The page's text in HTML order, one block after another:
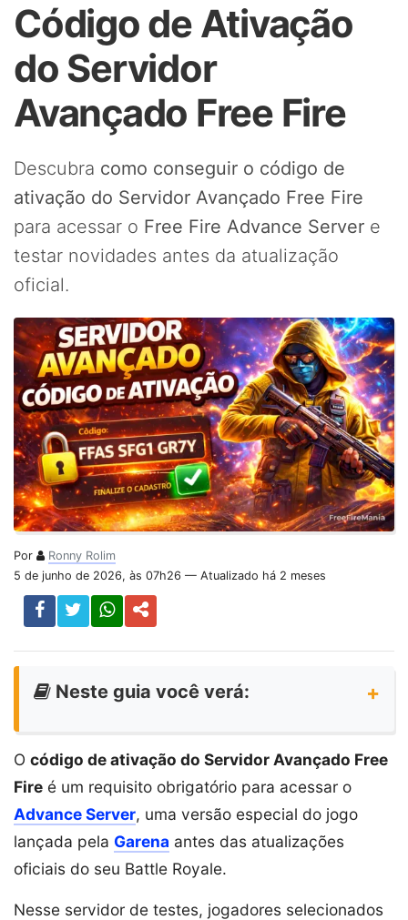
Código de Ativação
do Servidor
Avançado Free Fire
Descubra como conseguir o código de
ativação do Servidor Avançado Free Fire
para acessar o Free Fire Advance Server e
testar novidades antes da atualização
oficial.
Por
Ronny Rolim
5 de junho de 2026, às 07h26 — Atualizado há 2 meses
Neste guia você verá:
O código de ativação do Servidor Avançado Free
Fire é um requisito obrigatório para acessar o
Advance Server, uma versão especial do jogo
lançada pela Garena antes das atualizações
oficiais do seu Battle Royale.
Nesse servidor de testes, jogadores selecionados